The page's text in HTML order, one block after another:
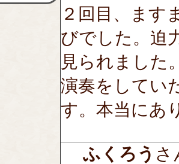
２回目、ます
びでした。迫
見られました
演奏をしてい
す。本当にあ
ふくろう さ